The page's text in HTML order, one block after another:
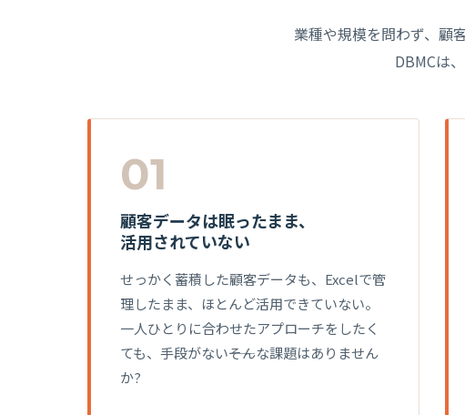
業種や規模を問わず、顧
DBMCは
01
顧客データは眠ったまま、
活用されていない
せっかく蓄積した顧客データも、Excelで管
理したまま、ほとんど活用できていない。
一人ひとりに合わせたアプローチをしたく
ても、手段がない――そんな課題はありません
か?